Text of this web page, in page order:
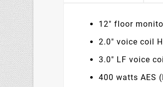
12″ floor
2.0″ voice coil
3.0″ LF voice
400 watts AES